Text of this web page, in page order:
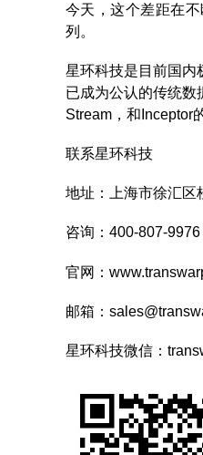
今天，这个差距在
列。
星环科技是目前国内
已成为公认的传统数
Stream，和Inceptor
联系星环科技
地址：上海市徐汇区
咨询：400-807-9976
官网：
邮箱：
星环科技微信：